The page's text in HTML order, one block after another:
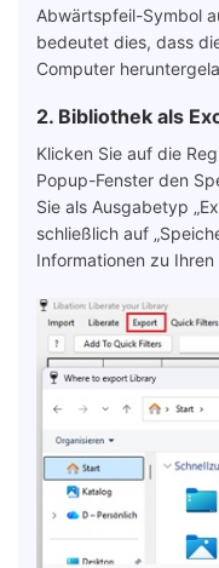
Abwärtspfeil-Symbol
bedeutet dies, dass
Computer
2. Bibliothek als
Klicken Sie auf die
Popup-Fenster den
Sie als Ausgabetyp
schließlich auf
Informationen zu